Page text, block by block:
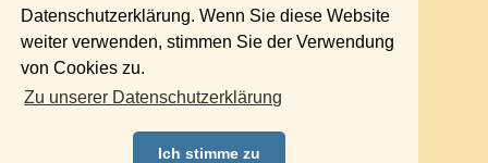
Datenschutzerklärung. Wenn Sie diese Website
weiter verwenden, stimmen Sie der Verwendung
von Cookies zu.
Zu unserer Datenschutzerklärung
Ich stimme zu
Reinickendorf
Schöneberg
Spandau
Steglitz
Tempelhof
Treptow
Umland Ost